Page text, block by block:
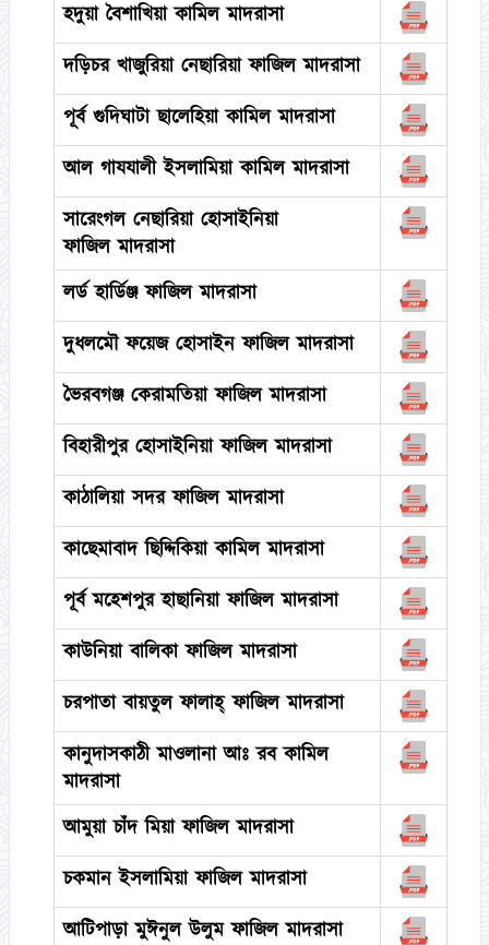
হদুয়া বৈশাখিয়া কামিল মাদরাসা
দড়িচর খাজুরিয়া নেছারিয়া ফাজিল মাদরাসা
পূর্ব গুদিঘাটা ছালেহিয়া কামিল মাদরাসা
আল গাযযালী ইসলামিয়া কামিল মাদরাসা
সারেংগল নেছারিয়া হোসাইনিয়া
ফাজিল মাদরাসা
লর্ড হার্ডিঞ্জ ফাজিল মাদরাসা
দুধলমৌ ফয়েজ হোসাইন ফাজিল মাদরাসা
ভৈরবগঞ্জ কেরামতিয়া ফাজিল মাদরাসা
বিহারীপুর হোসাইনিয়া ফাজিল মাদরাসা
কাঠালিয়া সদর ফাজিল মাদরাসা
কাছেমাবাদ ছিদ্দিকিয়া কামিল মাদরাসা
পূর্ব মহেশপুর হাছানিয়া ফাজিল মাদরাসা
কাউনিয়া বালিকা ফাজিল মাদরাসা
চরপাতা বায়তুল ফালাহ্ ফাজিল মাদরাসা
কানুদাসকাঠী মাওলানা আঃ রব কামিল
মাদরাসা
আমুয়া চাঁদ মিয়া ফাজিল মাদরাসা
চকমান ইসলামিয়া ফাজিল মাদরাসা
আটিপাড়া মুঈনুল উলুম ফাজিল মাদরাসা